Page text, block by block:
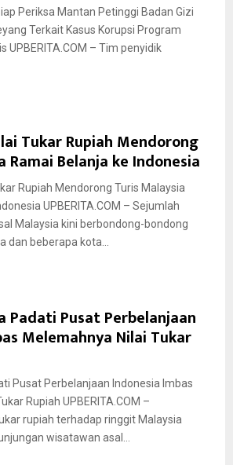
Periksa Mantan Petinggi Badan Gizi
Terkait Kasus Korupsi Program
UPBERITA.COM – Tim penyidik
Tukar Rupiah Mendorong
Ramai Belanja ke Indonesia
Rupiah Mendorong Turis Malaysia
UPBERITA.COM – Sejumlah
Malaysia kini berbondong-bondong
beberapa kota...
Padati Pusat Perbelanjaan
Melemahnya Nilai Tukar
Pusat Perbelanjaan Indonesia Imbas
Rupiah UPBERITA.COM –
rupiah terhadap ringgit Malaysia
wisatawan asal...